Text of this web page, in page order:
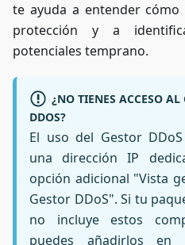
te ayuda a entender cómo
protección y a
potenciales temprano.
¿NO TIENES ACCESO AL
DDOS?
El uso del Gestor
una dirección IP
opción adicional "Vista
Gestor DDoS". Si tu
no incluye estos
puedes añadirlos en